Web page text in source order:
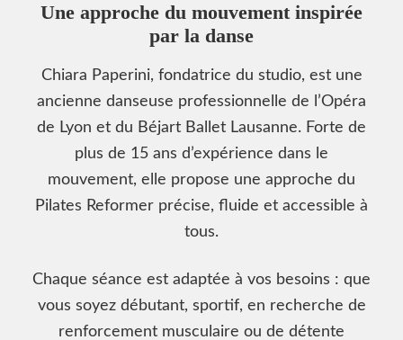
Une approche du mouvement inspirée
par la danse
Chiara Paperini, fondatrice du studio, est une
ancienne danseuse professionnelle de l’Opéra
de Lyon et du Béjart Ballet Lausanne. Forte de
plus de 15 ans d’expérience dans le
mouvement, elle propose une approche du
Pilates Reformer précise, fluide et accessible à
tous.
Chaque séance est adaptée à vos besoins : que
vous soyez débutant, sportif, en recherche de
renforcement musculaire ou de détente